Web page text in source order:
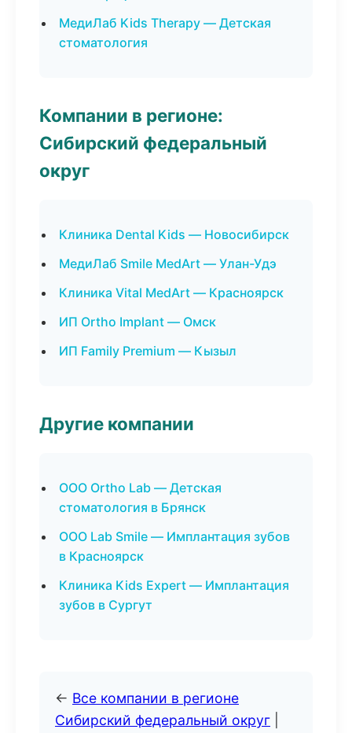
МедиЛаб Kids Therapy — Детская
стоматология
Компании в регионе:
Сибирский федеральный
округ
Клиника Dental Kids — Новосибирск
МедиЛаб Smile MedArt — Улан-Удэ
Клиника Vital MedArt — Красноярск
ИП Ortho Implant — Омск
ИП Family Premium — Кызыл
Другие компании
ООО Ortho Lab — Детская
стоматология в Брянск
ООО Lab Smile — Имплантация зубов
в Красноярск
Клиника Kids Expert — Имплантация
зубов в Сургут
← Все компании в регионе
Сибирский федеральный округ